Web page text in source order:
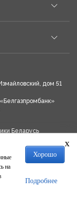
дом 51
Беларусь
18.08.2017
cookie
x
на
Хорошо
Подробнее